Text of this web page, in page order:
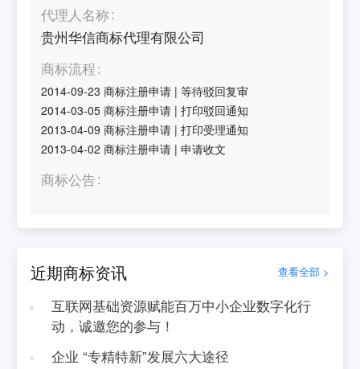
代理人名称
贵州华信商标代理有限公司
商标流程
2014-09-23 商标注册申请 |等待驳回复审
2014-03-05 商标注册申请 |打印驳回通知
2013-04-09 商标注册申请 |打印受理通知
2013-04-02 商标注册申请 |申请收文
商标公告
近期商标资讯 查看全部 >
互联网基础资源赋能百万中小企业数字化行
动，诚邀您的参与！
企业 “专精特新”发展六大途径